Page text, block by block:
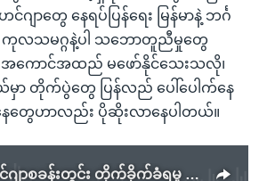
ဂျာတွေ နေရပ်ပြန်ရေး မြန်မာနဲ့ ဘင်္ဂ
ာ ကုလသမဂ္ဂနဲ့ပါ သဘောတူညီမှုတွေ
ကောင်အထည် မဖော်နိုင်သေးသလို၊
မှာ တိုက်ပွဲတွေ ပြန်လည် ပေါ်ပေါက်နေ
ေတွေဟာလည်း ပိုဆိုးလာနေပါတယ်။
ဘင်္ဂလားဒေ့ရှ် ရိုဟင်ဂျာစခန်းတွင်း တိုက်ခိုက်ခံရမှု အနည်းဆုံး ၃ ဦးသေဆုံး